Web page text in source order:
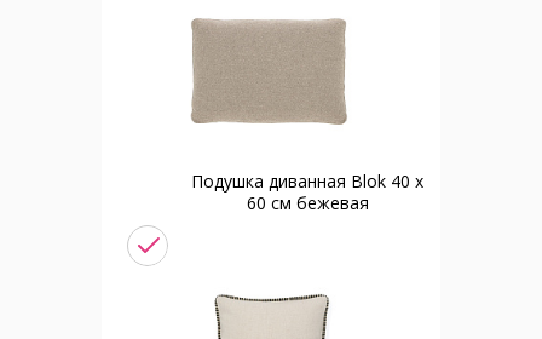
Подушка диванная Blok 40 x
60 см бежевая